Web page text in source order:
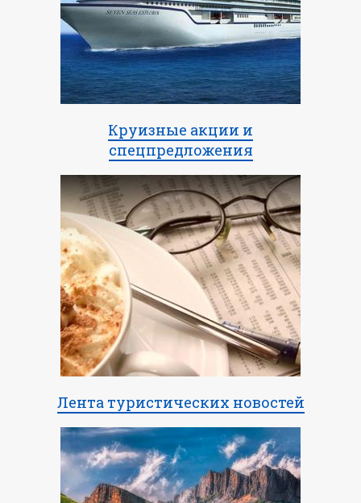
Круизные акции и
спецпредложения
Лента туристических новостей